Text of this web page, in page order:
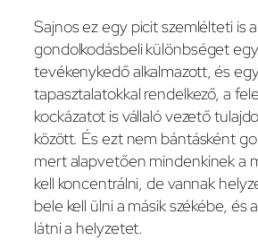
Sajnos ez egy picit szemlélteti is a
gondolkodásbeli különbséget
tevékenykedő alkalmazott, és
tapasztalatokkal rendelkező, a
kockázatot is vállaló vezető
között. És ezt nem bántásként
mert alapvetően mindenkinek a
kell koncentrálni, de vannak
bele kell ülni a másik székébe, és
látni a helyzetet.